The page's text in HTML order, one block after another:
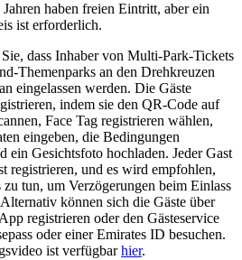
haben freien Eintritt, aber ein
ist erforderlich.
dass Inhaber von Multi-Park-Tickets
Themenparks an den Drehkreuzen
eingelassen werden. Die Gäste
indem sie den QR-Code auf
Face Tag registrieren wählen,
eingeben, die Bedingungen
ein Gesichtsfoto hochladen. Jeder Gast
registrieren, und es wird empfohlen,
zu tun, um Verzögerungen beim Einlass
können sich die Gäste über
registrieren oder den Gästeservice
oder einer Emirates ID besuchen.
ist verfügbarhier.